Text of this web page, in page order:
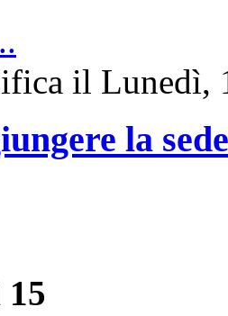
il Lunedì,
la